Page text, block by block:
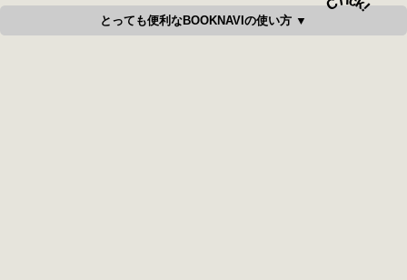
!
とっても便利なBOOKNAVIの使い方 ▼